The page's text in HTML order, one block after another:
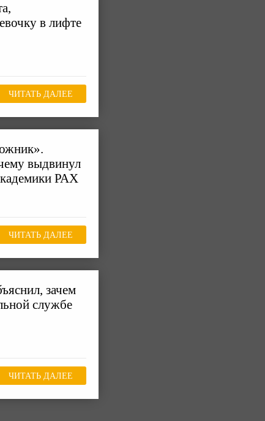
в лифте
ЧИТАТЬ ДАЛЕЕ
выдвинул
РАХ
ЧИТАТЬ ДАЛЕЕ
зачем
службе
ЧИТАТЬ ДАЛЕЕ